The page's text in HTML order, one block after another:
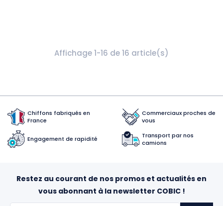
Affichage 1-16 de 16 article(s)
Chiffons fabriqués en
France
Commerciaux proches de
vous
Engagement de rapidité
Transport par nos
camions
Restez au courant de nos promos et actualités en
vous abonnant à la newsletter COBIC !